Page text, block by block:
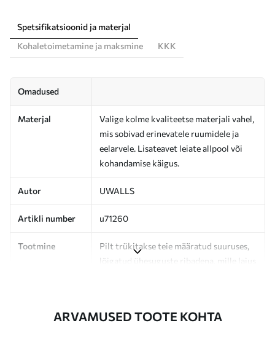
Spetsifikatsioonid ja materjal
Kohaletoimetamine ja maksmine
KKK
Omadused
Materjal
Valige kolme kvaliteetse materjali vahel,
mis sobivad erinevatele ruumidele ja
eelarvele. Lisateavet leiate allpool või
kohandamise käigus.
Autor UWALLS
Artikli number u71260
Tootmine
Pilt trükitakse teie määratud suuruses,
lõigatud ühesuguste ribadena, mille laius
ARVAMUSED TOOTE KOHTA